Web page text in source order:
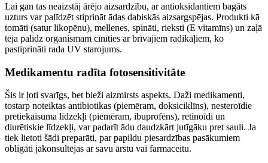
Lai gan tas neaizstāj ārējo aizsardzību, ar antioksidantiem bagāts
uzturs var palīdzēt stiprināt ādas dabiskās aizsargspējas. Produkti kā
tomāti (satur likopēnu), mellenes, spināti, rieksti (E vitamīns) un zaļā
tēja palīdz organismam cīnīties ar brīvajiem radikāļiem, ko
pastiprināti rada UV starojums.
Medikamentu radīta fotosensitivitāte
Šis ir ļoti svarīgs, bet bieži aizmirsts aspekts. Daži medikamenti,
tostarp noteiktas antibiotikas (piemēram, doksiciklīns), nesteroīdie
pretiekaisuma līdzekļi (piemēram, ibuprofēns), retinoīdi un
diurētiskie līdzekļi, var padarīt ādu daudzkārt jutīgāku pret sauli. Ja
tiek lietoti šādi preparāti, par papildu piesardzības pasākumiem
obligāti jākonsultējas ar savu ārstu vai farmaceitu.